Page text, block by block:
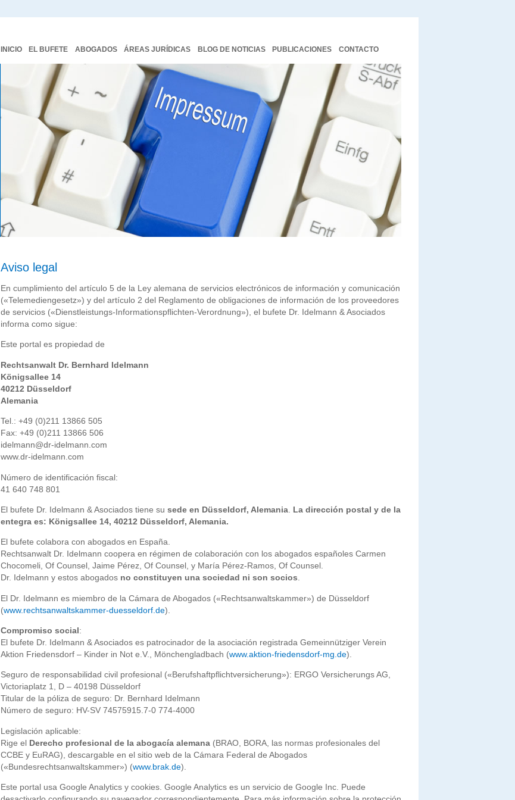
INICIO EL BUFETE ABOGADOS ÁREAS JURÍDICAS BLOG DE NOTICIAS PUBLICACIONES CONTACTO
Aviso legal
En cumplimiento del artículo 5 de la Ley alemana de servicios electrónicos de información y comunicación
(«Telemediengesetz») y del artículo 2 del Reglamento de obligaciones de información de los proveedores
de servicios («Dienstleistungs-Informationspflichten-Verordnung»), el bufete Dr. Idelmann & Asociados
informa como sigue:
Este portal es propiedad de
Rechtsanwalt Dr. Bernhard Idelmann
Königsallee 14
40212 Düsseldorf
Alemania
Tel.: +49 (0)211 13866 505
Fax: +49 (0)211 13866 506
idelmann@dr-idelmann.com
www.dr-idelmann.com
Número de identificación fiscal:
41 640 748 801
El bufete Dr. Idelmann & Asociados tiene su sede en Düsseldorf, Alemania. La dirección postal y de la
entegra es: Königsallee 14, 40212 Düsseldorf, Alemania.
El bufete colabora con abogados en España.
Rechtsanwalt Dr. Idelmann coopera en régimen de colaboración con los abogados españoles Carmen
Chocomeli, Of Counsel, Jaime Pérez, Of Counsel, y María Pérez-Ramos, Of Counsel.
Dr. Idelmann y estos abogados no constituyen una sociedad ni son socios.
El Dr. Idelmann es miembro de la Cámara de Abogados («Rechtsanwaltskammer») de Düsseldorf
(www.rechtsanwaltskammer-duesseldorf.de).
Compromiso social:
El bufete Dr. Idelmann & Asociados es patrocinador de la asociación registrada Gemeinnütziger Verein
Aktion Friedensdorf – Kinder in Not e.V., Mönchengladbach (www.aktion-friedensdorf-mg.de).
Seguro de responsabilidad civil profesional («Berufshaftpflichtversicherung»): ERGO Versicherungs AG,
Victoriaplatz 1, D – 40198 Düsseldorf
Titular de la póliza de seguro: Dr. Bernhard Idelmann
Número de seguro: HV-SV 74575915.7-0 774-4000
Legislación aplicable:
Rige el Derecho profesional de la abogacía alemana(BRAO, BORA, las normas profesionales del
CCBE y EuRAG), descargable en el sitio web de la Cámara Federal de Abogados
(«Bundesrechtsanwaltskammer») (www.brak.de).
Este portal usa Google Analytics y cookies. Google Analytics es un servicio de Google Inc. Puede